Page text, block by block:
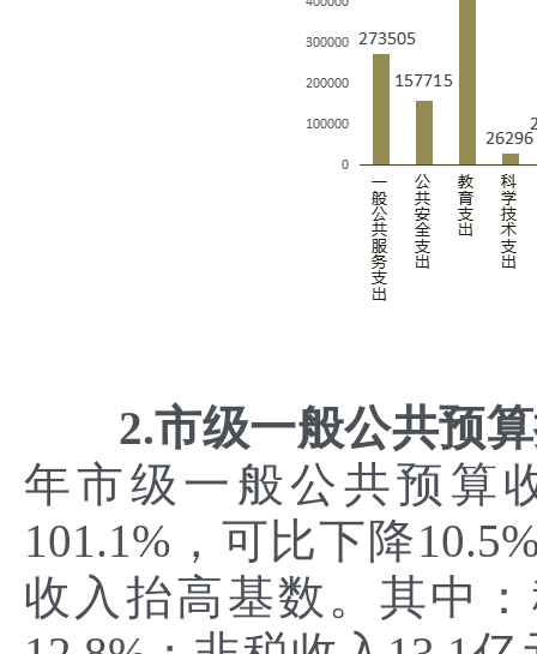
2.市级一般公共预
年市级一般公共预算
101.1%，可比下降
收入抬高基数。其中